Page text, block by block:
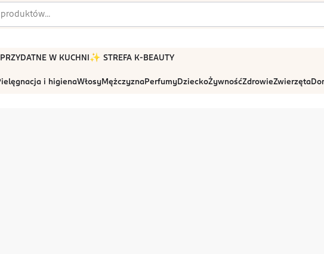
PRZYDATNE W KUCHNI ✨ STREFA K-BEAUTY
i higienaWłosyMężczyznaPerfumyDzieckoŻywnośćZdrowieZwierzęta